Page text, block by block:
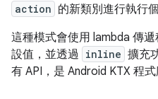
action 的新類別進行執行
這種模式會使用 lambda 傳
設值，並透過 inline 擴充
有 API，是 Android KTX 程